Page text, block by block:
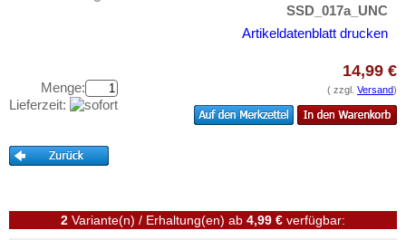
Zentralafrikanische Republik
Zentralafrikanische Staaten
Aufbewahrung
Ihre Bewertungen
Informationen
SSD_017a_UNC
Artikeldatenblatt drucken
Menge:
Lieferzeit:
14,99 €
( zzgl. Versand)
2 Variante(n) / Erhaltung(en) ab 4,99 € verfügbar: